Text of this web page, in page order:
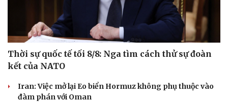
Thời sự quốc tế tối 8/8: Nga tìm cách thử sự đoàn
kết của NATO
Iran: Việc mở lại Eo biển Hormuz không phụ thuộc vào
đàm phán với Oman